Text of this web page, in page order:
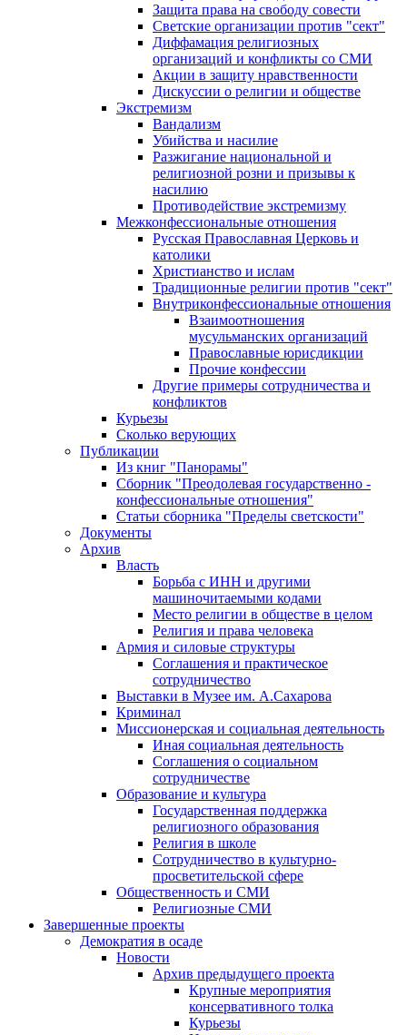
Защита права на свободу совести
Светские организации против "сект"
Диффамация религиозных
организаций и конфликты со СМИ
Акции в защиту нравственности
Дискуссии о религии и обществе
Экстремизм
Вандализм
Убийства и насилие
Разжигание национальной и
религиозной розни и призывы к
насилию
Противодействие экстремизму
Межконфессиональные отношения
Русская Православная Церковь и
католики
Христианство и ислам
Традиционные религии против "сект"
Внутриконфессиональные отношения
Взаимоотношения
мусульманских организаций
Православные юрисдикции
Прочие конфессии
Другие примеры сотрудничества и
конфликтов
Курьезы
Сколько верующих
Публикации
Из книг "Панорамы"
Сборник "Преодолевая государственно -
конфессиональные отношения"
Статьи сборника "Пределы светскости"
Документы
Архив
Власть
Борьба с ИНН и другими
машиночитаемыми кодами
Место религии в обществе в целом
Религия и права человека
Армия и силовые структуры
Соглашения и практическое
сотрудничество
Выставки в Музее им. А.Сахарова
Криминал
Миссионерская и социальная деятельность
Иная социальная деятельность
Соглашения о социальном
сотрудничестве
Образование и культура
Государственная поддержка
религиозного образования
Религия в школе
Сотрудничество в культурно-
просветительской сфере
Общественность и СМИ
Религиозные СМИ
Завершенные проекты
Демократия в осаде
Новости
Архив предыдущего проекта
Крупные мероприятия
консервативного толка
Курьезы